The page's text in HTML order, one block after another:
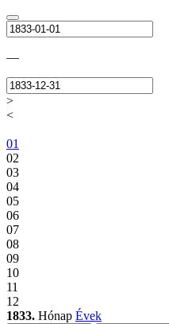
—
>
<
01
02
03
04
05
06
07
08
09
10
11
12
1833. Hónap Évek